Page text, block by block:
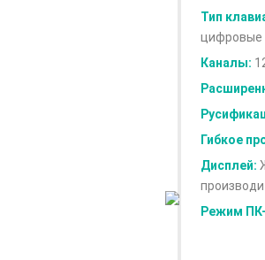
Тип
цифровые
Каналы:
Гибкое
Дисплей:
Режим